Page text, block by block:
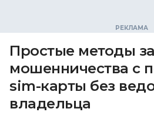
Простые методы
мошенничества с
sim-карты без
владельца